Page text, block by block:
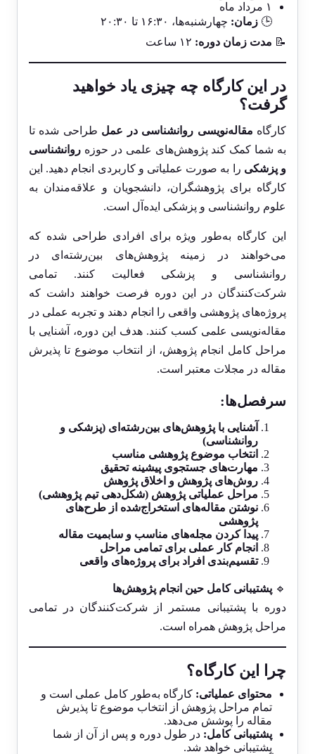
۱ مرداد ماه
🕒زمان: چهارشنبه‌ها، ۱۶:۳۰ تا ۲۰:۳۰
📝 مدت زمان دوره:
در این کارگاه چه چیزی یاد خواهید
گرفت؟
کارگاه مقاله‌نویسی روانشناسی در عمل طراحی شده تا
به شما کمک کند پژوهش‌های علمی در حوزه روانشناسی
و پزشکی را به صورت عملیاتی و کاربردی انجام دهید. این
کارگاه برای پژوهشگران، دانشجویان و علاقه‌مندان به
علوم روانشناسی و پزشکی ایده‌آل است.
این کارگاه به‌طور ویژه برای افرادی طراحی شده که
می‌خواهند در زمینه پژوهش‌های بین‌رشته‌ای در
روانشناسی و پزشکی فعالیت کنند. تمامی
شرکت‌کنندگان در این دوره فرصت خواهند داشت که
پروژه‌های پژوهشی واقعی را انجام دهند و تجربه عملی در
مقاله‌نویسی علمی کسب کنند. هدف این دوره، آشنایی با
مراحل کامل انجام پژوهش، از انتخاب موضوع تا پذیرش
مقاله در مجلات معتبر است.
سرفصل‌ها:
آشنایی با پژوهش‌های بین‌رشته‌ای (پزشکی و
روانشناسی)
انتخاب موضوع پژوهشی مناسب
مهارت‌های جستجوی پیشینه تحقیق
روش‌های پژوهش و اخلاق پژوهش
مراحل عملیاتی پژوهش (شکل‌دهی تیم پژوهشی)
نوشتن مقاله‌های استخراج‌شده از طرح‌های
پژوهشی
پیدا کردن مجله‌های مناسب و سابمیت مقاله
انجام کار عملی برای تمامی مراحل
تقسیم‌بندی افراد برای پروژه‌های واقعی
🔹پشتیبانی کامل حین انجام پژوهش‌ها
دوره با پشتیبانی مستمر از شرکت‌کنندگان در تمامی
مراحل پژوهش همراه است.
چرا این کارگاه؟
محتوای عملیاتی: کارگاه به‌طور کامل عملی است و
تمام مراحل پژوهش از انتخاب موضوع تا پذیرش
مقاله را پوشش می‌دهد.
پشتیبانی کامل: در طول دوره و پس از آن از شما
پشتیبانی خواهد شد.